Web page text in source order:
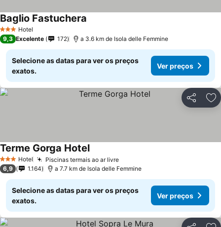
3 EstrelasHotel
Baglio Fastuchera
9,3 Excelente 172 a 3.6 km de Isola delle Femmine
Selecione as datas para ver os preços
exatos.
Ver preços
Partilhar
3 EstrelasHotel Piscinas termais ao ar livre
Terme Gorga Hotel
6,9 1.164 a 7.7 km de Isola delle Femmine
Selecione as datas para ver os preços
exatos.
Ver preços